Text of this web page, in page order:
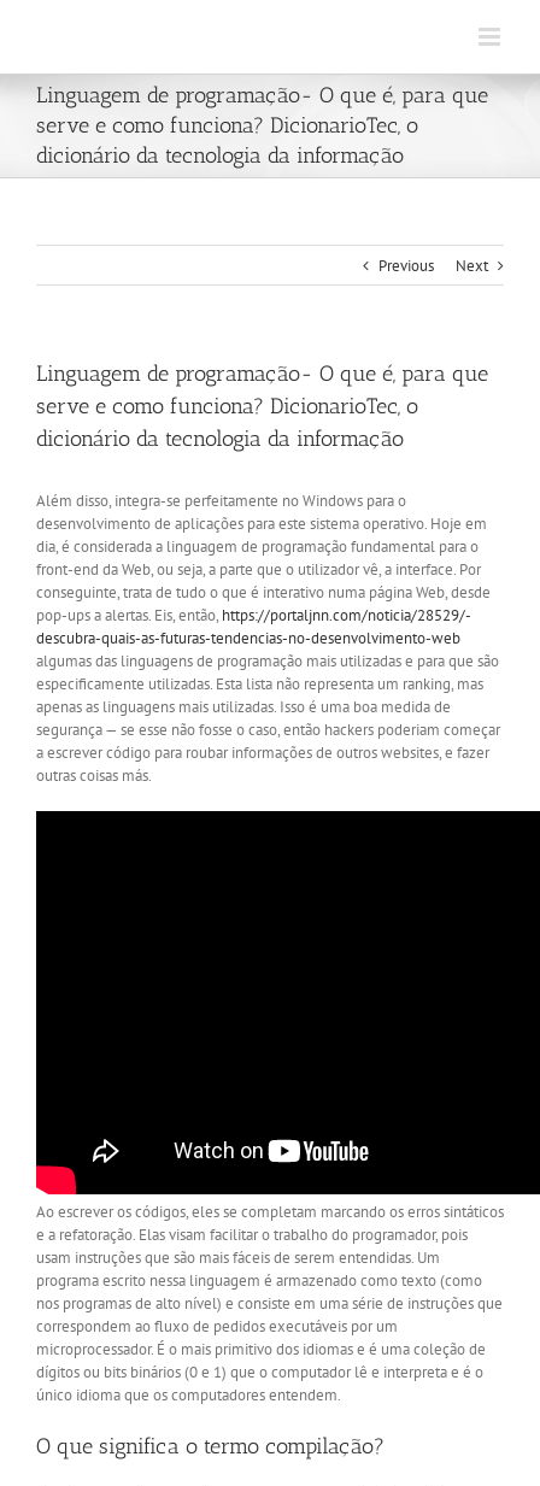
Linguagem de programação- O que é, para que
serve e como funciona? DicionarioTec, o
dicionário da tecnologia da informação
Previous Next
Linguagem de programação- O que é, para que
serve e como funciona? DicionarioTec, o
dicionário da tecnologia da informação
Além disso, integra-se perfeitamente no Windows para o
desenvolvimento de aplicações para este sistema operativo. Hoje em
dia, é considerada a linguagem de programação fundamental para o
front-end da Web, ou seja, a parte que o utilizador vê, a interface. Por
conseguinte, trata de tudo o que é interativo numa página Web, desde
pop-ups a alertas. Eis, então, https://portaljnn.com/noticia/28529/-
descubra-quais-as-futuras-tendencias-no-desenvolvimento-web
algumas das linguagens de programação mais utilizadas e para que são
especificamente utilizadas. Esta lista não representa um ranking, mas
apenas as linguagens mais utilizadas. Isso é uma boa medida de
segurança — se esse não fosse o caso, então hackers poderiam começar
a escrever código para roubar informações de outros websites, e fazer
outras coisas más.
Ao escrever os códigos, eles se completam marcando os erros sintáticos
e a refatoração. Elas visam facilitar o trabalho do programador, pois
usam instruções que são mais fáceis de serem entendidas. Um
programa escrito nessa linguagem é armazenado como texto (como
nos programas de alto nível) e consiste em uma série de instruções que
correspondem ao fluxo de pedidos executáveis ​​por um
microprocessador. É o mais primitivo dos idiomas e é uma coleção de
dígitos ou bits binários (0 e 1) que o computador lê e interpreta e é o
único idioma que os computadores entendem.
O que significa o termo compilação?